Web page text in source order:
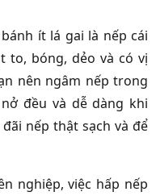
ít lá gai là nếp cái
to, bóng, dẻo và có vị
nên ngâm nếp trong
đều và dễ dàng khi
nếp thật sạch và để
nghiệp, việc hấp nếp